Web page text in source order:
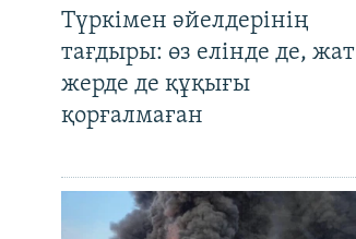
Түркімен әйелдерінің
тағдыры: өз елінде де, жат
жерде де құқығы
қорғалмаған